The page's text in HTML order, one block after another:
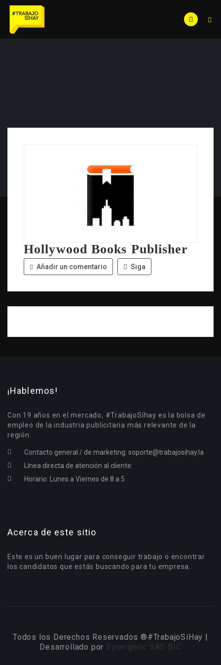
Hollywood Books Publisher
Añadir un comentario Siga
¡Hablemos!
Con 19 años en el mercado, #TrabajoSíhay es la bolsa de
empleo de la industria publicitaria más relevante de la
región.
Contacto general / de marketing: soporte@trabajosihay.la
Línea directa de atención al cliente:
Horario: Lunes a Viernes de 8 a 5
Acerca de este sitio
Este es un buen lugar para conseguir trabajo o encontrar
los candidatos que estás buscando para tu empresa.
Todos los Derechos Reservados ®#TrabajoSíHay |
Desarrollado por Synergetic SAS BIC